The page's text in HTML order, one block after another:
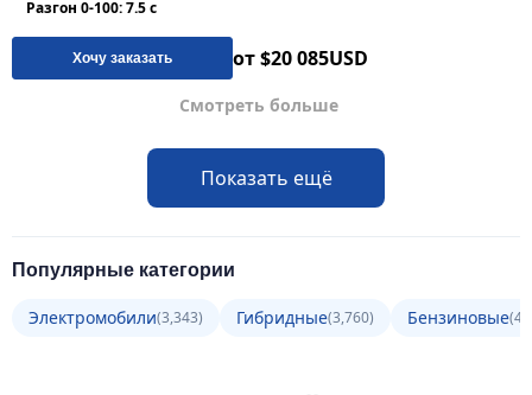
Разгон 0-100: 7.5 с
Хочу заказать от $20 085USD
Смотреть больше
Показать ещё
Популярные категории
Электромобили(3,343) Гибридные(3,760) Бензиновые